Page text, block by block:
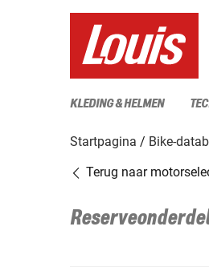
KLEDING & HELMEN
Startpagina Bike-
Terug naar